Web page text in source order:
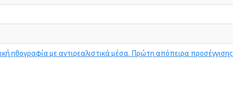
ηθογραφία με αντιρεαλιστικά μέσα. Πρώτη απόπειρα προσέγγισης